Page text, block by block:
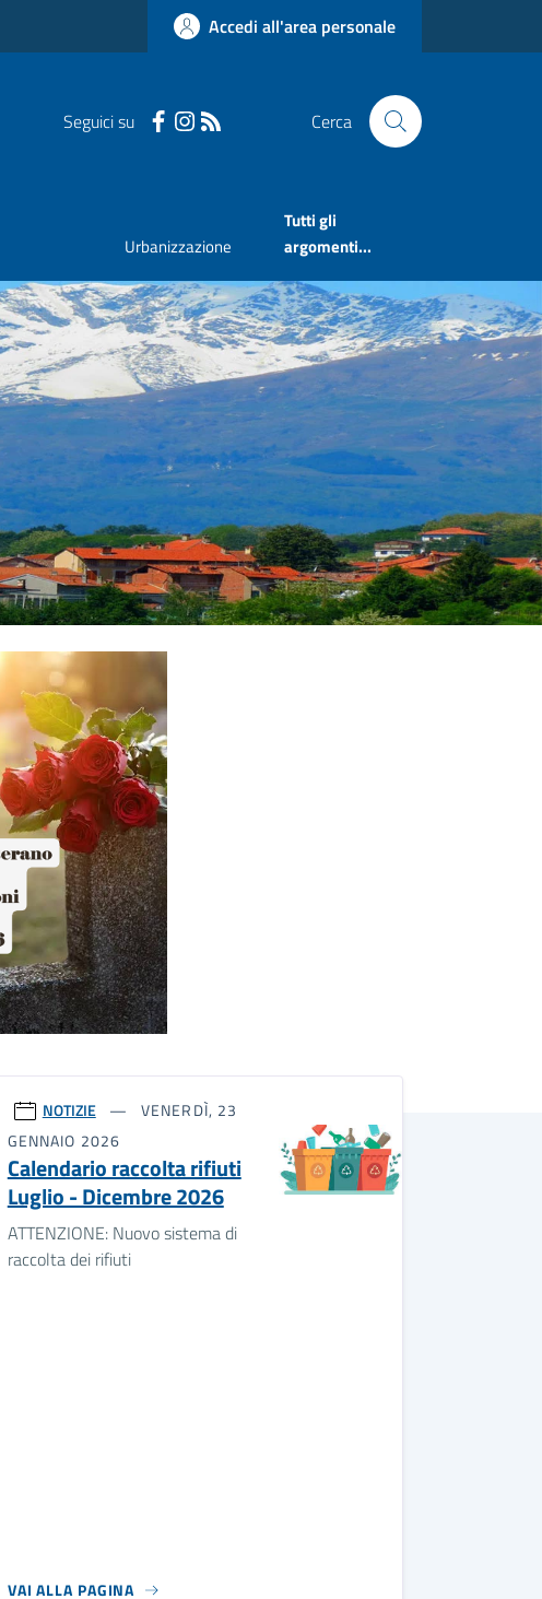
Accedi all'area personale
Seguici su Cerca
Urbanizzazione
Tutti gli
argomenti...
NOTIZIE
VENERDÌ, 23
GENNAIO 2026
Calendario raccolta rifiuti
Luglio - Dicembre 2026
ATTENZIONE: Nuovo sistema di
raccolta dei rifiuti
VAI ALLA PAGINA